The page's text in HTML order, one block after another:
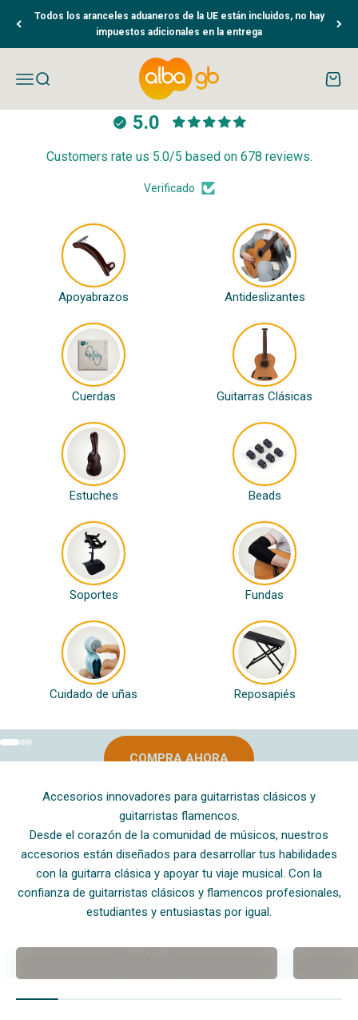
Ir al contenidoTodos los aranceles aduaneros de la UE están incluidos, no hay
impuestos adicionales en la entrega
Abrir menú de navegación
Abrir búsqueda
Albaguitarbeads.com
Abrir
5.0
Customers rate us 5.0/5 based on 678 reviews.
Verificado
Apoyabrazos Antideslizantes
Cuerdas Guitarras Clásicas
Estuches Beads
Soportes Fundas
Cuidado de uñas Reposapiés
COMPRA AHORA
Accesorios innovadores para guitarristas clásicos y
guitarristas flamencos.
Desde el corazón de la comunidad de músicos, nuestros
accesorios están diseñados para desarrollar tus habilidades
con la guitarra clásica y apoyar tu viaje musical. Con la
confianza de guitarristas clásicos y flamencos profesionales,
estudiantes y entusiastas por igual.
Armrest